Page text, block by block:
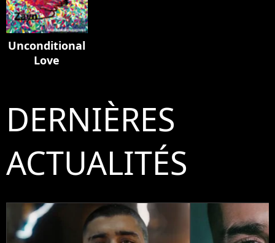
Unconditional
Love
DERNIÈRES
ACTUALITÉS